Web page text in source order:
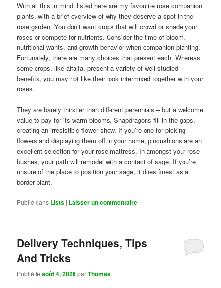
With all this in mind, listed here are my favourite rose companion
plants, with a brief overview of why they deserve a spot in the
rose garden. You don’t want crops that will crowd or shade your
roses or compete for nutrients. Consider the time of bloom,
nutritional wants, and growth behavior when companion planting.
Fortunately, there are many choices that present each. Whereas
some crops, like alfalfa, present a variety of well-studied
benefits, you may not like their look intermixed together with your
roses.
They are barely thirstier than different perennials – but a welcome
value to pay for its warm blooms. Snapdragons fill in the gaps,
creating an irresistible flower show. If you’re one for picking
flowers and displaying them off in your home, pincushions are an
excellent selection for your rose mattress. In amongst your rose
bushes, your path will remodel with a contact of sage. If you’re
unsure of the place to position your sage, it does finest as a
border plant.
Publié dans Lists | Laisser un commentaire
Delivery Techniques, Tips
And Tricks
Publié leaoût 4, 2026parThomas